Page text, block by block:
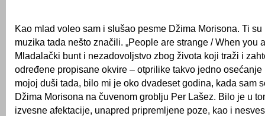
Kao mlad voleo sam i slušao pesme Džima Morisona. Ti su
muzika tada nešto značili. „People are strange / When you
Mladalački bunt i nezadovoljstvo zbog života koji traži i
određene propisane okvire – otprilike takvo jedno
mojoj duši tada, bilo mi je oko dvadeset godina, kada sam
Džima Morisona na čuvenom groblju Per Lašez. Bilo je u
izvesne afektacije, unapred pripremljene poze, kao i